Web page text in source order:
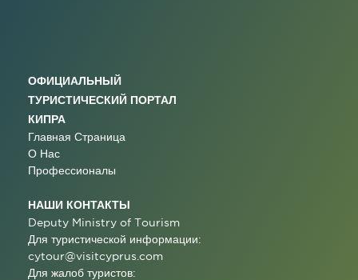
ОФИЦИАЛЬНЫЙ
ТУРИСТИЧЕСКИЙ ПОРТАЛ
КИПРА
Главная Страница
О Нас
Профессионалы
НАШИ КОНТАКТЫ
Deputy Ministry of Tourism
Для туристической информации:
cytour@visitcyprus.com
Для жалоб туристов: